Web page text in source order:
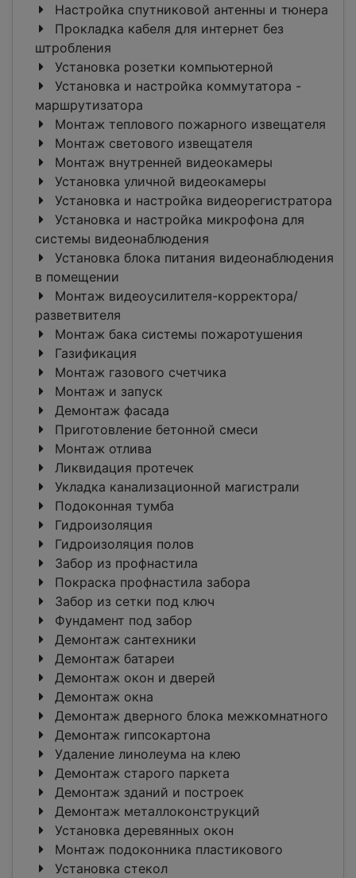
Настройка спутниковой антенны и тюнера
Прокладка кабеля для интернет без
штробления
Установка розетки компьютерной
Установка и настройка коммутатора -
маршрутизатора
Монтаж теплового пожарного извещателя
Монтаж светового извещателя
Монтаж внутренней видеокамеры
Установка уличной видеокамеры
Установка и настройка видеорегистратора
Установка и настройка микрофона для
системы видеонаблюдения
Установка блока питания видеонаблюдения
в помещении
Монтаж видеоусилителя-корректора/
разветвителя
Монтаж бака системы пожаротушения
Газификация
Монтаж газового счетчика
Монтаж и запуск
Демонтаж фасада
Приготовление бетонной смеси
Монтаж отлива
Ликвидация протечек
Укладка канализационной магистрали
Подоконная тумба
Гидроизоляция
Гидроизоляция полов
Забор из профнастила
Покраска профнастила забора
Забор из сетки под ключ
Фундамент под забор
Демонтаж сантехники
Демонтаж батареи
Демонтаж окон и дверей
Демонтаж окна
Демонтаж дверного блока межкомнатного
Демонтаж гипсокартона
Удаление линолеума на клею
Демонтаж старого паркета
Демонтаж зданий и построек
Демонтаж металлоконструкций
Установка деревянных окон
Монтаж подоконника пластикового
Установка стекол